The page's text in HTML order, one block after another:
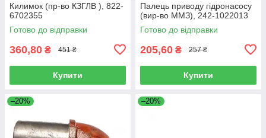
Килимок (пр-во КЗГЛВ ), 822-
6702355
Готово до відправки
360,80 ₴ 451 ₴
Купити
Палець приводу гідронасосу
(вир-во ММЗ), 242-1022013
Готово до відправки
205,60 ₴ 257 ₴
Купити
–20% –20%